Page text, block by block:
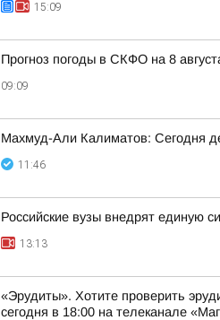
15:09
Прогноз погоды в СКФО на 8
09:09
Махмуд-Али Калиматов: Сегодня
11:46
Российские вузы внедрят единую
13:13
«Эрудиты». Хотите проверить
сегодня в 18:00 на телеканале